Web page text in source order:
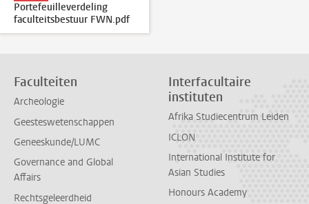
Portefeuilleverdeling
faculteitsbestuur FWN.pdf
Faculteiten
Archeologie
Geesteswetenschappen
Geneeskunde/LUMC
Governance and Global
Affairs
Rechtsgeleerdheid
Interfacultaire
instituten
Afrika Studiecentrum Leiden
ICLON
International Institute for
Asian Studies
Honours Academy